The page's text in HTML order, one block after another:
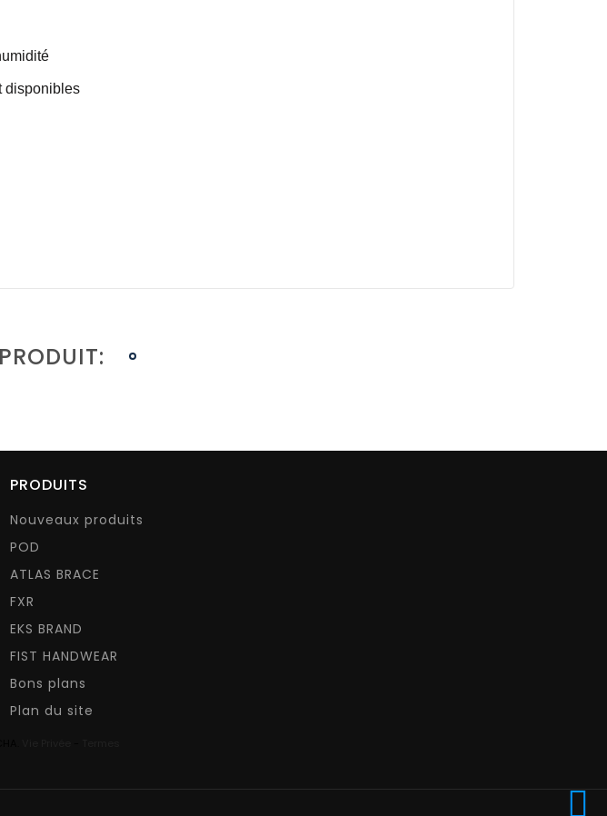
disponibles
PRODUITS
Nouveaux produits
POD
ATLAS BRACE
FXR
EKS BRAND
FIST HANDWEAR
Bons plans
Plan du site